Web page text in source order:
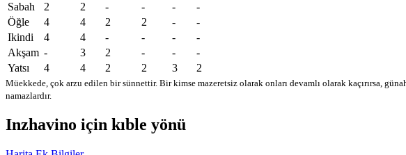
Sabah
2 2 - - -
-
Öğle
4 4 2 2 -
-
Ikindi
4 4 - - -
-
Akşam - 3 2 - -
-
Yatsı
4 4 2 2 3 2
Müekkede, çok arzu edilen bir sünnettir. Bir kimse mazeretsiz olarak onları devamlı olarak kaçırırsa,
namazlardır.
Inzhavino için kıble yönü